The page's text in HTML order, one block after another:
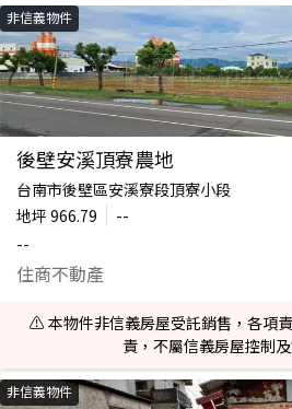
非信義物件
後壁安溪頂寮農地
台南市後壁區安溪寮段頂寮小段
地坪 966.79
--
--
住商不動產
⚠️ 本物件非信義房屋受託銷售，各項
責，不屬信義房屋控制
非信義物件